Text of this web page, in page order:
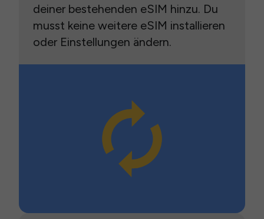
deiner bestehenden eSIM hinzu. Du
musst keine weitere eSIM installieren
oder Einstellungen ändern.